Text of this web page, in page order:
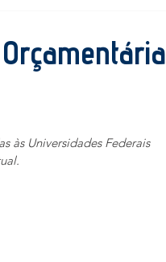
às Universidades Federais